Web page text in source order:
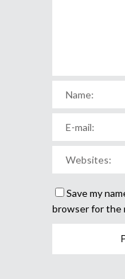
Save my
browser for the